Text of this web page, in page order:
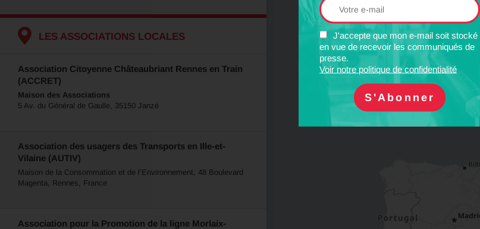
J'accepte que mon e-mail soit stocké
en vue de recevoir les communiqués de
presse.
Voir notre politique de confidentialité
LES ASSOCIATIONS LOCALES
Association Citoyenne Châteaubriant Rennes en Train
(ACCRET)
Maison des Associations
5 Av. du Général de Gaulle, 35150 Janzé
Association des usagers des Transports en Ille-et-
Vilaine (AUTIV)
Maison de la Consommation et de l’Environnement, 48 Boulevard
Magenta, Rennes, France
Association pour la Promotion de la ligne Morlaix-